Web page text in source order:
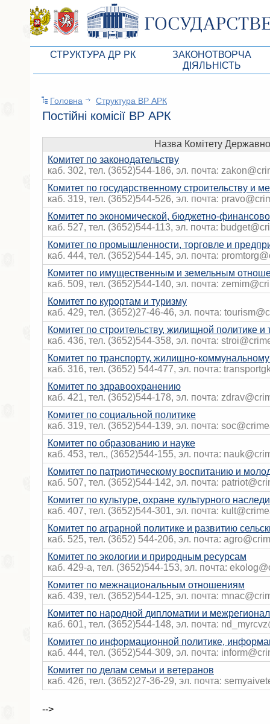
СТРУКТУРА ДР РК
Президія ВР АРК
Депутатські фракції ВР АРК
Апарат ДР РК
Советники Председателя ГС РК
Управление делами ГС РК
Поиск депутата по округу
ЗАКОНОТВОРЧА
ДІЯЛЬНІСТЬ
Бюджет Республики
Антикоррупционная
Независимая
Информация
Схема
Статистика
Головна Структура ВР АРК
Постійні комісії ВР АРК
Назва Комітету
Комитет по законодательству
каб. 302, тел. (3652)544-186, эл. почта:
Комитет по государственному строительству и
каб. 319, тел. (3652)544-526, эл. почта:
Комитет по экономической, бюджетно-
каб. 527, тел. (3652)544-113, эл. почта:
Комитет по промышленности, торговле и
каб. 444, тел. (3652)544-145, эл. почта:
Комитет по имущественным и земельным
каб. 509, тел. (3652)544-140, эл. почта:
Комитет по курортам и туризму
каб. 429, тел. (3652)27-46-46, эл. почта:
Комитет по строительству, жилищной политике
каб. 436, тел. (3652)544-358, эл. почта:
Комитет по транспорту, жилищно-
каб. 316, тел. (3652) 544-477, эл. почта:
Комитет по здравоохранению
каб. 421, тел. (3652)544-178, эл. почта:
Комитет по социальной политике
каб. 319, тел. (3652)544-139, эл. почта:
Комитет по образованию и науке
каб. 453, тел., (3652)544-155, эл. почта:
Комитет по патриотическому воспитанию и
каб. 507, тел. (3652)544-142, эл. почта:
Комитет по культуре, охране культурного
каб. 407, тел. (3652)544-301, эл. почта:
Комитет по аграрной политике и развитию
каб. 525, тел. (3652) 544-206, эл. почта:
Комитет по экологии и природным ресурсам
каб. 429-a, тел. (3652)544-153, эл. почта:
Комитет по межнациональным отношениям
каб. 439, тел. (3652)544-125, эл. почта:
Комитет по народной дипломатии и
каб. 601, тел. (3652)544-148, эл. почта:
Комитет по информационной политике,
каб. 444, тел. (3652)544-309, эл. почта:
Комитет по делам семьи и ветеранов
каб. 426, тел. (3652)27-36-29, эл. почта:
-->